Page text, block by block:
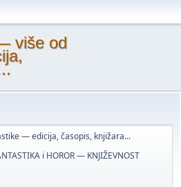
više od
— edicija, časopis, knjižara...
i HOROR — KNJIŽEVNOST